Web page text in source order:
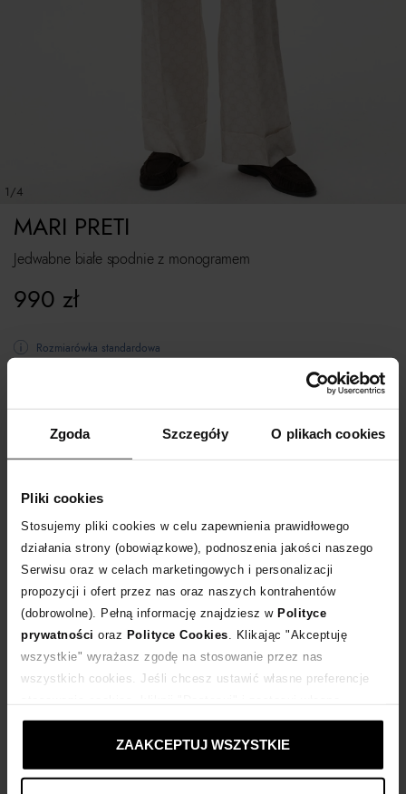
Zgoda Szczegóły O plikach cookies
Pliki cookies
Stosujemy pliki cookies w celu zapewnienia prawidłowego
działania strony (obowiązkowe), podnoszenia jakości naszego
Serwisu oraz w celach marketingowych i personalizacji
propozycji i ofert przez nas oraz naszych kontrahentów
(dobrowolne). Pełną informację znajdziesz w Polityce
prywatności oraz Polityce Cookies . Klikając "Akceptuję
wszystkie" wyrażasz zgodę na stosowanie przez nas
wszystkich cookies. Jeśli chcesz ustawić własne preferencje
ustawienia prywatności.
ZAAKCEPTUJ WSZYSTKIE
1/4
Jedwabne białe spodnie z monogramem
MARI PRETI
990 zł
Rozmiarówka standardowa
WYBIERZ ROZMIAR
DODAJ DO KOSZYKA
Dostawa
14 dni na zwrot towaru
+198 punktów zyskujesz w Klubie Korzyści
Kup teraz, Zapłać później!
Produkt partnerskiMoliera2